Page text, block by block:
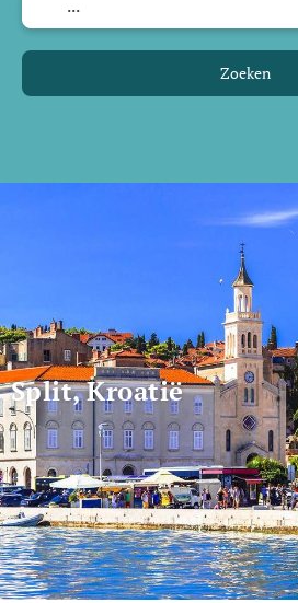
Split, Kroatië
Zoeken